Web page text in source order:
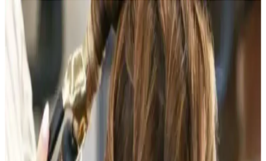
Gyaru Makyaj Stili ve Kullanılan Ürünlerle Canlı
Japon Moda Akımı
Gyaru makyaj stili, canlı allıklar ve ışıltılı cilt görünümüyle Japon
gençleri arasında popülerdir. Doğru ürün seçimi ve saç
aksesuarlarıyla özgün bir tarz oluşturulur.
Erkekler İçin Feminen ve Çekici Görünüm Sağlayan
Makyaj ve Bakım Teknikleri
Erkeklerin yüz hatlarını yumuşatıp feminen ve çekici görünmelerini
sağlayan makyaj teknikleri, cilt bakımı ve doğal uygulamalar
hakkında kapsamlı bilgiler sunulmaktadır.